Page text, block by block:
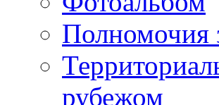
Полномочия
рубежом